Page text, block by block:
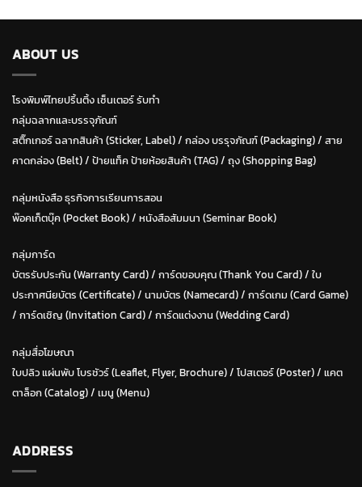
ABOUT US
โรงพิมพ์ไทยปริ้นติ้ง เซ็นเตอร์ รับทำ
กลุ่มฉลากและบรรจุภัณฑ์
สติ๊กเกอร์ ฉลากสินค้า (Sticker, Label)/ กล่อง บรรุจภัณฑ์ (Packaging)/ สาย
คาดกล่อง (Belt)/ ป้ายแท็ค ป้ายห้อยสินค้า (TAG)/ ถุง (Shopping Bag)
กลุ่มหนังสือ ธุรกิจการเรียนการสอน
พ๊อคเก็ตบุ๊ค (Pocket Book)/ หนังสือสัมมนา (Seminar Book)
กลุ่มการ์ด
บัตรรับประกัน (Warranty Card)/ การ์ดขอบคุณ (Thank You Card)/ ใบ
ประกาศนียบัตร (Certificate)/ นามบัตร (Namecard)/ การ์ดเกม (Card Game)
/ การ์ดเชิญ (Invitation Card)/ การ์ดแต่งงาน (Wedding Card)
กลุ่มสื่อโฆษณา
ใบปลิว แผ่นพับ โบรชัวร์ (Leaflet, Flyer, Brochure)/ โปสเตอร์ (Poster) / แคต
ตาล็อก (Catalog)/ เมนู (Menu)
ADDRESS